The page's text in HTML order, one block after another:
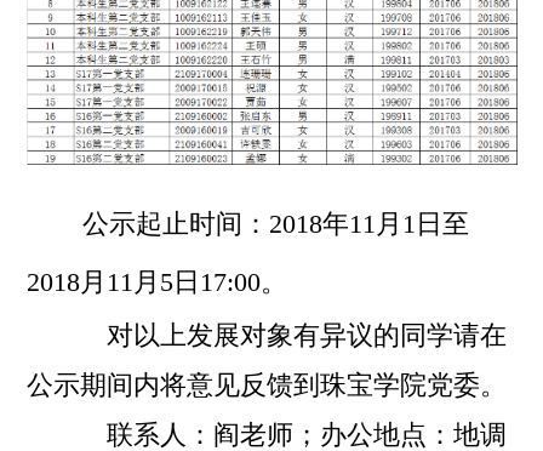
公示起止时间：2018年11月1日至
2018月11月5日17:00。
对以上发展对象有异议的同学请在
公示期间内将意见反馈到珠宝学院党委。
联系人：阎老师；办公地点：地调